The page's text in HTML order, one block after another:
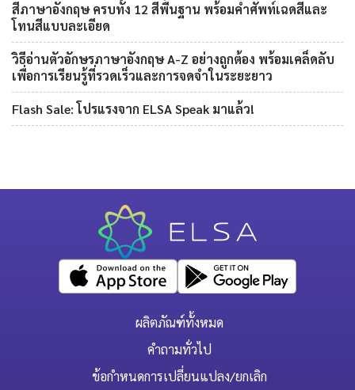
สีภาษาอังกฤษ ครบทั้ง 12 สีพื้นฐาน พร้อมคำศัพท์เฉดสีและ
โทนสีแบบละเอียด
วิธีอ่านตัวอักษรภาษาอังกฤษ A-Z อย่างถูกต้อง พร้อมเคล็ดลับ
เพื่อการเรียนรู้ที่รวดเร็วและการจดจำในระยะยาว
Flash Sale: โปรแรงจาก ELSA Speak มาแล้ว!
ผลิตภัณฑ์ทั้งหมด
คำถามทั่วไป
ข้อกำหนดการเปลี่ยนแปลง/ยกเลิก